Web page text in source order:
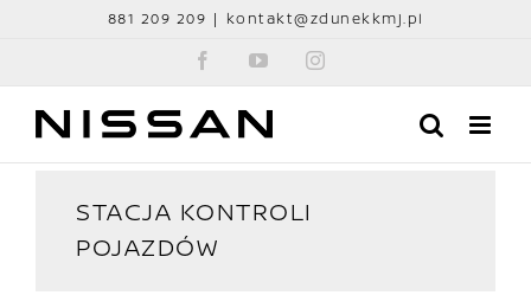
881 209 209 | kontakt@zdunekkmj.pl
FacebookYouTube
STACJA KONTROLI
POJAZDÓW